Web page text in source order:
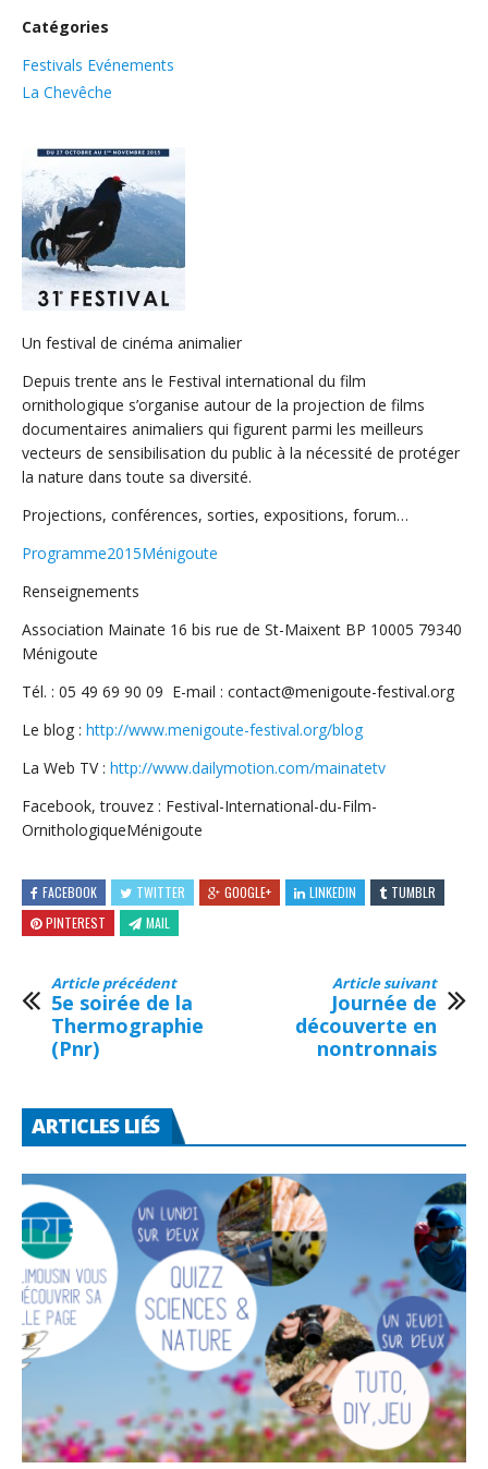
Catégories
Festivals Evénements
La Chevêche
Un festival de cinéma animalier
Depuis trente ans le Festival international du film
ornithologique s’organise autour de la projection de films
documentaires animaliers qui figurent parmi les meilleurs
vecteurs de sensibilisation du public à la nécessité de protéger
la nature dans toute sa diversité.
Projections, conférences, sorties, expositions, forum…
Programme2015Ménigoute
Renseignements
Association Mainate 16 bis rue de St-Maixent BP 10005 79340
Ménigoute
Tél. : 05 49 69 90 09 E-mail : contact@menigoute-festival.org
Le blog : http://www.menigoute-festival.org/blog
La Web TV : http://www.dailymotion.com/mainatetv
Facebook, trouvez : Festival-International-du-Film-
OrnithologiqueMénigoute
FACEBOOK TWITTER GOOGLE+ LINKEDIN
TUMBLR
PINTEREST
MAIL
Article précédent
5e soirée de la
Thermographie
(Pnr)
Article suivant
Journée de
découverte en
nontronnais
ARTICLES LIÉS